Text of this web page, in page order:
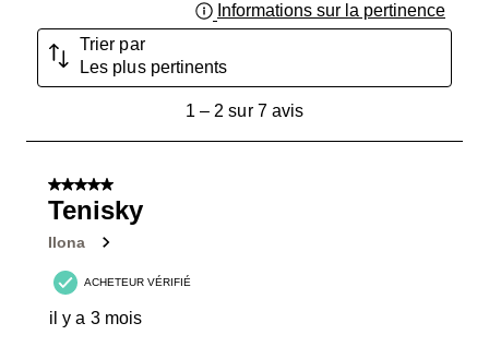
Informations sur la pertinence
Trier par
Les plus pertinents
sur
avis.
1– 2 sur 7 avis
5 sur 5 étoiles.
Tenisky
Ilona
ACHETEUR VÉRIFIÉ
il y a 3 mois